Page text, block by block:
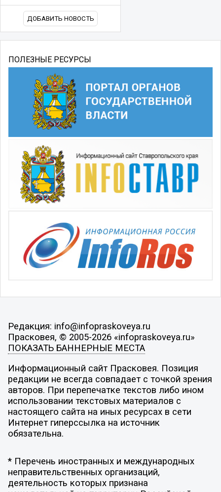
ДОБАВИТЬ НОВОСТЬ
ПОЛЕЗНЫЕ РЕСУРСЫ
Редакция: info@infopraskoveya.ru
Прасковея, © 2005-2026 «infopraskoveya.ru»
ПОКАЗАТЬ БАННЕРНЫЕ МЕСТА
Информационный сайт Прасковея. Позиция
редакции не всегда совпадает с точкой зрения
авторов. При перепечатке текстов либо ином
использовании текстовых материалов с
настоящего сайта на иных ресурсах в сети
Интернет гиперссылка на источник
обязательна.
* Перечень иностранных и международных
неправительственных организаций,
деятельность которых признана